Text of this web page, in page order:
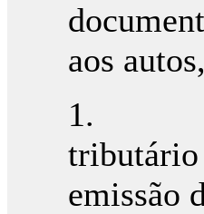
aos
1.
tributário
emissão